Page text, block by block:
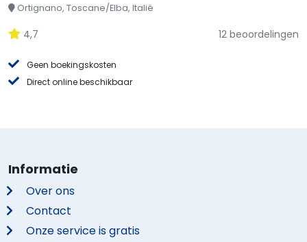
Ortignano, Toscane/Elba, Italië
4,7 12 beoordelingen
Geen boekingskosten
Direct online beschikbaar
Informatie
Over ons
Contact
Onze service is gratis